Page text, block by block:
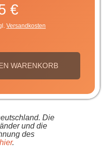
€
Versandkosten
WARENKORB
Die
und die
des
hier.